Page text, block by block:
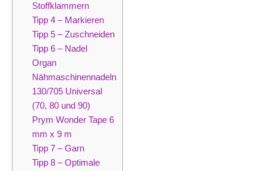
Stoffklammern
Tipp 4 – Markieren
Tipp 5 – Zuschneiden
Tipp 6 – Nadel
Organ
Nähmaschinennadeln
130/705 Universal
(70, 80 und 90)
Prym Wonder Tape 6
mm x 9 m
Tipp 7 – Garn
Tipp 8 – Optimale